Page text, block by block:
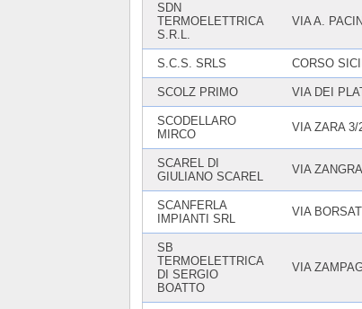
SDN
TERMOELETTRICA
S.R.L.
VIA A.
S.C.S. SRLS CORSO
SCOLZ PRIMO VIA DEI
SCODELLARO
MIRCO
VIA ZARA 3/
SCAREL DI
GIULIANO SCAREL
VIA
SCANFERLA
IMPIANTI SRL
VIA
SB
TERMOELETTRICA
DI SERGIO
BOATTO
VIA